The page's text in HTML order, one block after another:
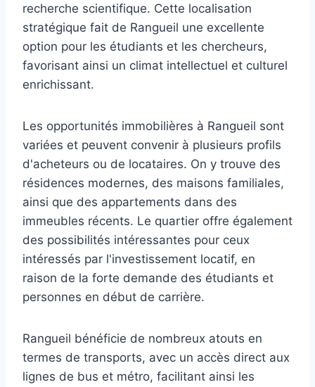
recherche scientifique. Cette localisation
stratégique fait de Rangueil une excellente
option pour les étudiants et les chercheurs,
favorisant ainsi un climat intellectuel et culturel
enrichissant.
Les opportunités immobilières à Rangueil sont
variées et peuvent convenir à plusieurs profils
d'acheteurs ou de locataires. On y trouve des
résidences modernes, des maisons familiales,
ainsi que des appartements dans des
immeubles récents. Le quartier offre également
des possibilités intéressantes pour ceux
intéressés par l'investissement locatif, en
raison de la forte demande des étudiants et
personnes en début de carrière.
Rangueil bénéficie de nombreux atouts en
termes de transports, avec un accès direct aux
lignes de bus et métro, facilitant ainsi les